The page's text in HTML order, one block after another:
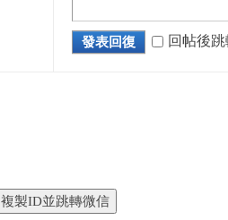
發表回復 回帖後
複製ID並跳轉微信